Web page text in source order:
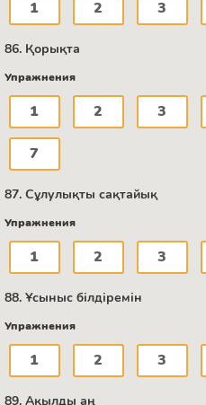
1 2 3
86. Қорықта
Упражнения
1 2 3
7
87. Сұлулықты сақтайық
Упражнения
1 2 3
88. Ұсыныс білдіремін
Упражнения
1 2 3
89. Ақылды аң